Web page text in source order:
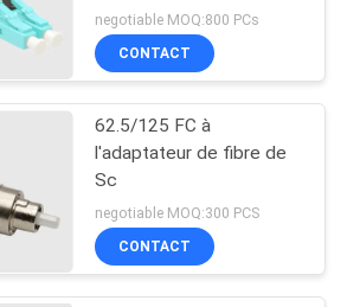
negotiable MOQ:800 PCs
CONTACT
62.5/125 FC à
l'adaptateur de fibre de
Sc
negotiable MOQ:300 PCS
CONTACT